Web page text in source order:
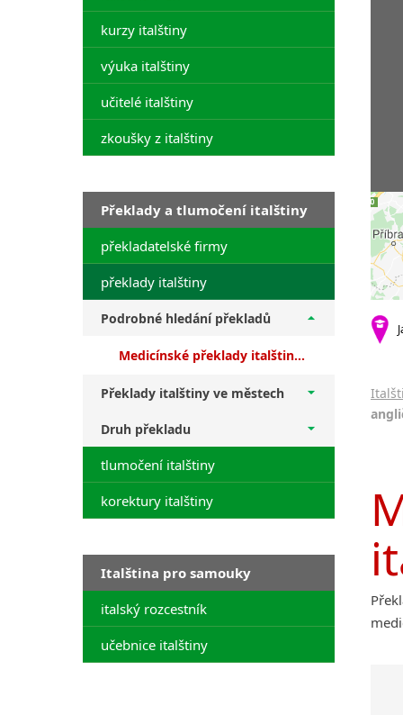
kurzy italštiny
výuka italštiny
učitelé italštiny
zkoušky z italštiny
Překlady a tlumočení italštiny
překladatelské firmy
překlady italštiny
Podrobné hledání překladů
Medicínské překlady italštiny + překlady z angličtiny
Překlady italštiny ve městech
Druh překladu
tlumočení italštiny
korektury italštiny
Italština pro samouky
italský rozcestník
učebnice italštiny